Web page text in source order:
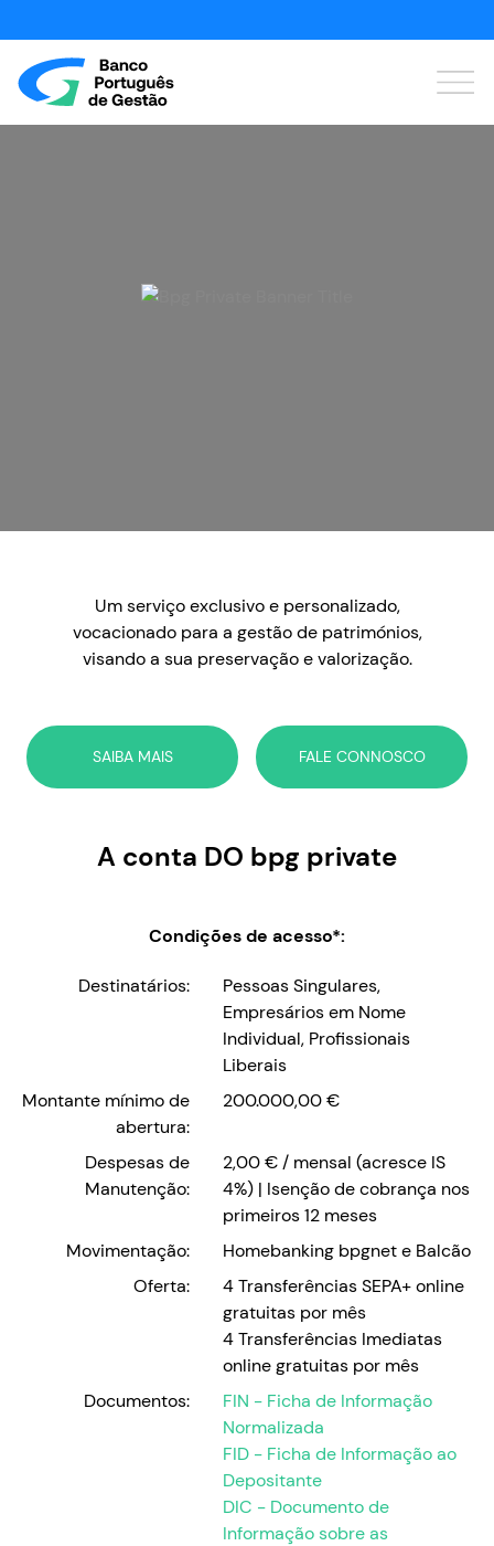
Um serviço exclusivo e personalizado,
vocacionado para a gestão de patrimónios,
visando a sua preservação e valorização.
SAIBA MAIS FALE CONNOSCO
A conta DO bpg private
Condições de acesso*:
Destinatários:
Pessoas Singulares,
Empresários em Nome
Individual, Profissionais
Liberais
Montante mínimo de
abertura:
200.000,00 €
Despesas de
Manutenção:
2,00 € / mensal (acresce IS
4%) | Isenção de cobrança nos
primeiros 12 meses
Movimentação:
Homebanking bpgnet e Balcão
Oferta:
4 Transferências SEPA+ online
gratuitas por mês
4 Transferências Imediatas
online gratuitas por mês
Documentos:
FIN - Ficha de Informação
Normalizada
FID - Ficha de Informação ao
Depositante
DIC - Documento de
Informação sobre as